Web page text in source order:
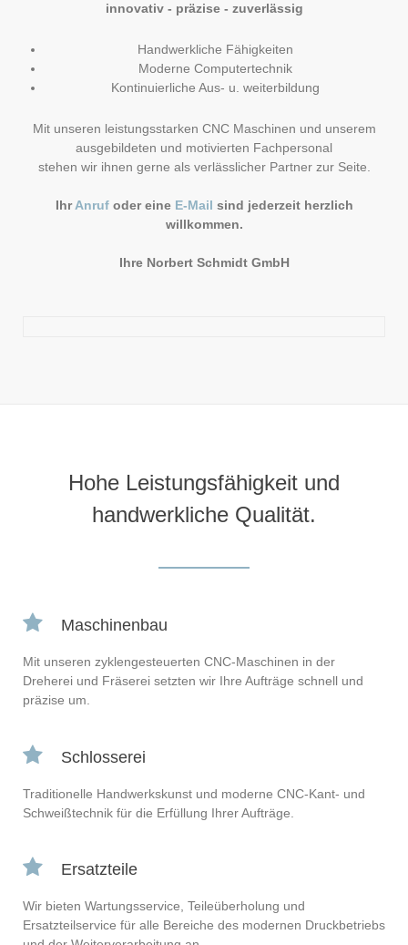
innovativ - präzise - zuverlässig
Handwerkliche Fähigkeiten
Moderne Computertechnik
Kontinuierliche Aus- u. weiterbildung
Mit unseren leistungsstarken CNC Maschinen und unserem
ausgebildeten und motivierten Fachpersonal
stehen wir ihnen gerne als verlässlicher Partner zur Seite.
IhrAnrufoder eine E-Mail sind jederzeit herzlich
willkommen.
Ihre Norbert Schmidt GmbH
Hohe Leistungsfähigkeit und
handwerkliche Qualität.
Maschinenbau
Mit unseren zyklengesteuerten CNC-Maschinen in der
Dreherei und Fräserei setzten wir Ihre Aufträge schnell und
präzise um.
Schlosserei
Traditionelle Handwerkskunst und moderne CNC-Kant- und
Schweißtechnik für die Erfüllung Ihrer Aufträge.
Ersatzteile
Wir bieten Wartungsservice, Teileüberholung und
Ersatzteilservice für alle Bereiche des modernen Druckbetriebs